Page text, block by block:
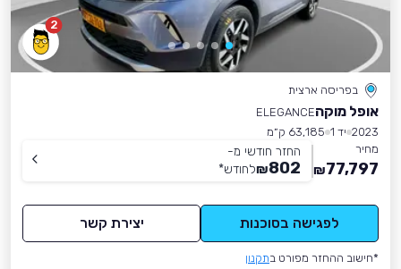
2
בפריסה ארצית
אופל מוקהELEGANCE
2023 יד 1
63,185 ק״מ
מחיר
77,797
₪
החזר חודשי מ-
802
₪לחודש*
לפגישה בסוכנות יצירת קשר
*חישוב ההחזר מפורט בתקנון